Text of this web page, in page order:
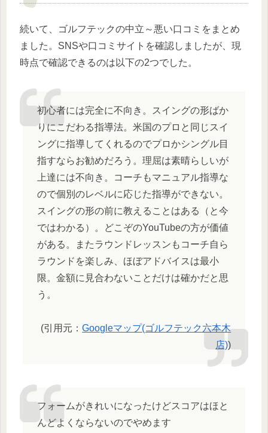
続いて、ゴルフテックの中立～悪い口コミをまとめ
ました。SNSや口コミサイトを確認しましたが、現
時点で確認できるのは以下の2つでした。
初心者には完全に不向き。スイングの形ばか
りにこだわる指導法。米国のプロと同じスイ
ングに指導してくれるのでプロかシングル目
指すならお勧めだろう。理屈は素晴らしいが
上達には不向き。コーチもマニュアル指導な
ので個別のレベルに応じた指導ができない。
スイングの形の前に教えることはある（と今
ではわかる）。どこぞのYouTubeの方が価値
がある。またラウンドレッスンもコーチ自ら
ラウンドを楽しみ、ほぼアドバイスは最小
限。金額に見合わないことだけは確かだと思
う。
(引用元：Googleマップ(ゴルフテック六本木
店))
フォームがきれいになったけどスコアはほと
んどよくならないのでやめます